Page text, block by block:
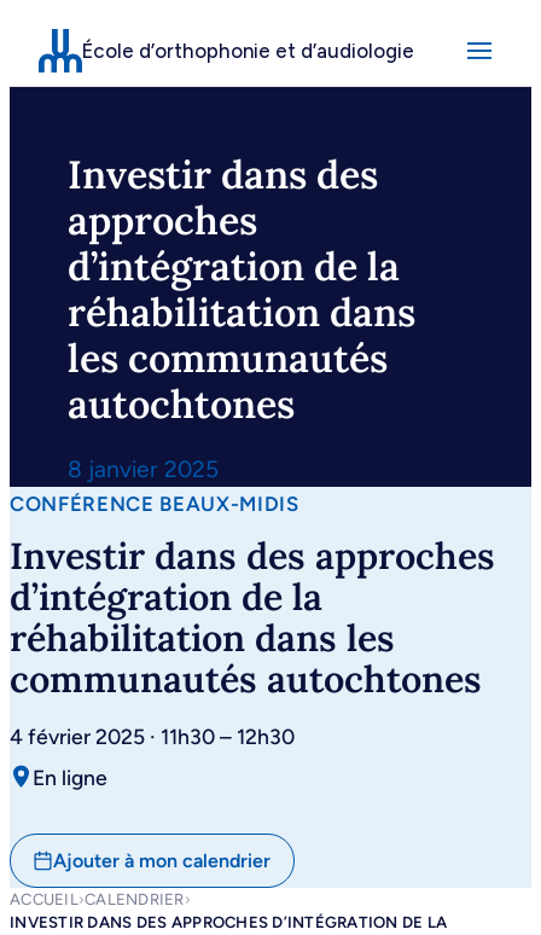
Aller
contenu
École d’orthophonie et d’audiologie
Investir dans des
approches
d’intégration de la
réhabilitation dans
les communautés
autochtones
8 janvier 2025
CONFÉRENCE BEAUX-MIDIS
Investir dans des approches
d’intégration de la
réhabilitation dans les
communautés autochtones
4 février 2025 · 11h30 – 12h30
En ligne
Ajouter à mon calendrier
ACCUEIL›CALENDRIER›
INVESTIR DANS DES APPROCHES D’INTÉGRATION DE LA